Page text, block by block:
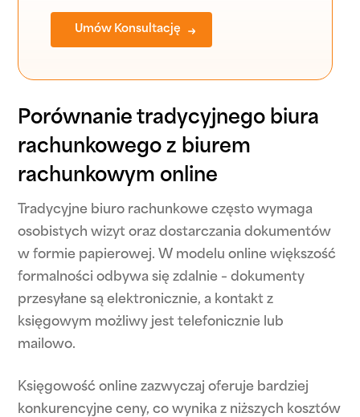
Umów Konsultację
Porównanie tradycyjnego biura
rachunkowego z biurem
rachunkowym online
Tradycyjne biuro rachunkowe często wymaga
osobistych wizyt oraz dostarczania dokumentów
w formie papierowej. W modelu online większość
formalności odbywa się zdalnie – dokumenty
przesyłane są elektronicznie, a kontakt z
księgowym możliwy jest telefonicznie lub
mailowo.
Księgowość online zazwyczaj oferuje bardziej
konkurencyjne ceny, co wynika z niższych kosztów